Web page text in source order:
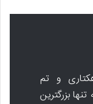
آبی مریال با مساحت ۶ هکتاری و تم
بزرگترین